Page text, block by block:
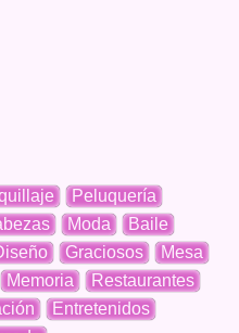
Peluquería
Moda
Baile
Graciosos
Mesa
Memoria
Restaurantes
Entretenidos